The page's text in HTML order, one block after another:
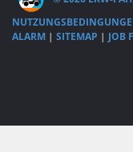
ALARM | SITEMAP | JOB